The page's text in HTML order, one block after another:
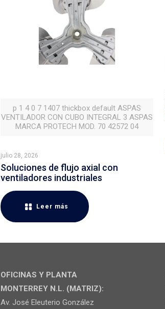
p 1 4 0 7 1407 thickbox default ASPAS
VENTILADOR CON CUBO INTEGRAL 3 ASPAS
MARCA PROTECH MOD. 70 42572 04
julio 28, 2026
Soluciones de flujo axial con
ventiladores industriales
Leer más
OFICINAS Y PLANTA
MONTERREY N.L. (MATRIZ):
Av. José Eleuterio González